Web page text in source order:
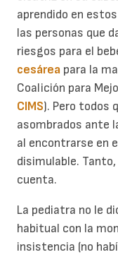
aprendido en
las personas que
riesgos para el
cesárea para la
Coalición para
CIMS). Pero todos
asombrados ante
al encontrarse en
disimulable.
cuenta.
La pediatra no le
habitual con la
insistencia (no